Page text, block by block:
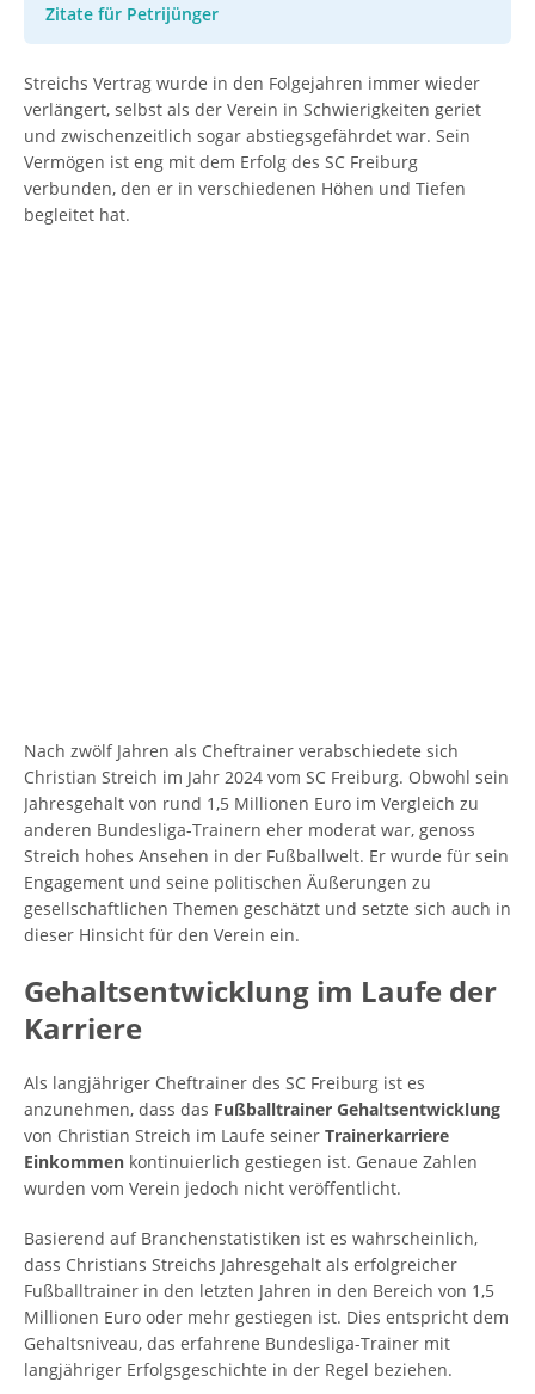
Zitate für Petrijünger
Streichs Vertrag wurde in den Folgejahren immer wieder
verlängert, selbst als der Verein in Schwierigkeiten geriet
und zwischenzeitlich sogar abstiegsgefährdet war. Sein
Vermögen ist eng mit dem Erfolg des SC Freiburg
verbunden, den er in verschiedenen Höhen und Tiefen
begleitet hat.
Nach zwölf Jahren als Cheftrainer verabschiedete sich
Christian Streich im Jahr 2024 vom SC Freiburg. Obwohl sein
Jahresgehalt von rund 1,5 Millionen Euro im Vergleich zu
anderen Bundesliga-Trainern eher moderat war, genoss
Streich hohes Ansehen in der Fußballwelt. Er wurde für sein
Engagement und seine politischen Äußerungen zu
gesellschaftlichen Themen geschätzt und setzte sich auch in
dieser Hinsicht für den Verein ein.
Gehaltsentwicklung im Laufe der
Karriere
Als langjähriger Cheftrainer des SC Freiburg ist es
anzunehmen, dass das Fußballtrainer Gehaltsentwicklung
von Christian Streich im Laufe seiner Trainerkarriere
Einkommen kontinuierlich gestiegen ist. Genaue Zahlen
wurden vom Verein jedoch nicht veröffentlicht.
Basierend auf Branchenstatistiken ist es wahrscheinlich,
dass Christians Streichs Jahresgehalt als erfolgreicher
Fußballtrainer in den letzten Jahren in den Bereich von 1,5
Millionen Euro oder mehr gestiegen ist. Dies entspricht dem
Gehaltsniveau, das erfahrene Bundesliga-Trainer mit
langjähriger Erfolgsgeschichte in der Regel beziehen.